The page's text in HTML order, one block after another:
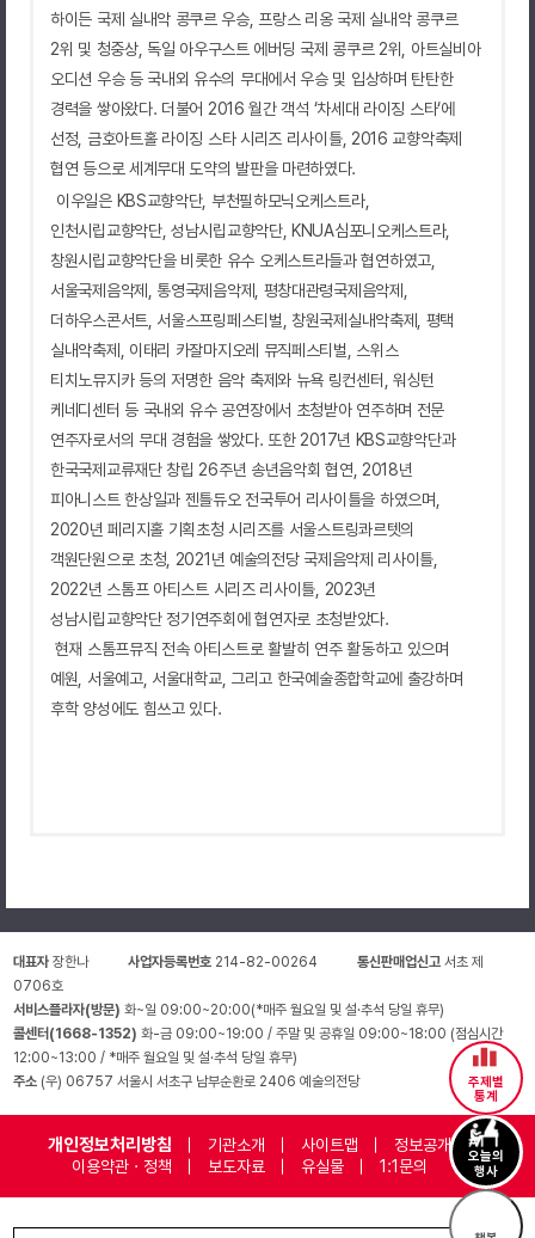
하이든 국제 실내악 콩쿠르 우승, 프랑스 리옹 국제 실내악 콩쿠르
2위 및 청중상, 독일 아우구스트 에버딩 국제 콩쿠르 2위
아트실비아
오디션 우승 등 국내외 유수의 무대에서 우승 및 입상하며 탄탄한
경력을 쌓아왔다. 더불어 2016월간 객석 ‘차세대 라이징 스타‘에
선정 금호아트홀 라이징 스타 시리즈 리사이틀, 2016 교향악축제
협연 등으로 세계무대 도약의 발판을 마련하였다.
이우일은KBS교향악단, 부천필하모닉오케스트라,
인천시립교향악단,성남시립교향악단, KNUA심포니오케스트라,
창원시립교향악단을 비롯한 유수 오케스트라들과 협연하였고
서울국제음악제
통영국제음악제 평창대관령국제음악제
더하우스콘서트 서울스프링페스티벌 창원국제실내악축제
평택
실내악축제
이태리 카잘마지오레 뮤직페스티벌
스위스
티치노뮤지카 등의 저명한 음악 축제와 뉴욕 링컨센터
,워싱턴
케네디센터 등 국내외 유수 공연장에서 초청받아 연주하며 전문
연주자로서의 무대 경험을 쌓았다. 또한2017년 KBS교향악단과
한국국제교류재단 창립 26주년 송년음악회 협연 , 2018년
피아니스트 한상일과 젠틀듀오 전국투어 리사이틀을 하였으며
2020년 페리지홀 기획초청 시리즈를 서울스트링콰르텟의
객원단원으로 초청 , 2021 년 예술의전당 국제음악제 리사이틀
2022년 스톰프 아티스트 시리즈 리사이틀 , 2023년
성남시립교향악단 정기연주회에 협연자로 초청받았다.
현재 스톰프뮤직 전속 아티스트로 활발히 연주 활동하고 있으며
예원
서울예고, 서울대학교, 그리고 한국예술종합학교에 출강하며
후학 양성에도 힘쓰고 있다.
주제별
통계
오늘의
행사
대표자장한나 사업자등록번호 214-82-00264 통신판매업신고서초 제
0706호
서비스플라자(방문)화~일 09:00~20:00(*매주 월요일 및 설·추석 당일 휴무)
콜센터(1668-1352)화-금 09:00~19:00 / 주말 및 공휴일 09:00~18:00 (점심시간
12:00~13:00 / *매주 월요일 및 설·추석 당일 휴무)
주소 (우) 06757 서울시 서초구 남부순환로 2406 예술의전당
개인정보처리방침 기관소개 사이트맵
정보공개
이용약관 · 정책
보도자료 유실물 1:1문의